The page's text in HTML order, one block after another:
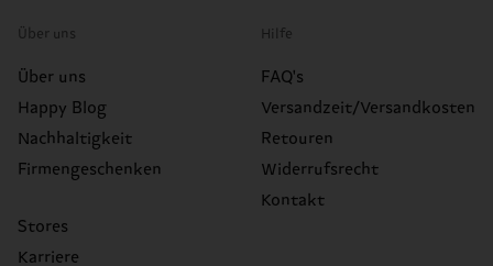
Über uns
Über uns
Happy Blog
Nachhaltigkeit
Firmengeschenken
Stores
Karriere
Hilfe
FAQ's
Versandzeit/Versandkosten
Retouren
Widerrufsrecht
Kontakt